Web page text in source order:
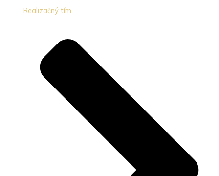
Realizačný tím